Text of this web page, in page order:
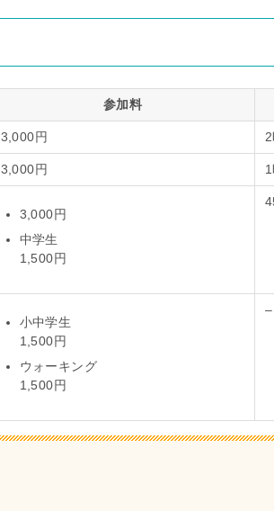
参加料
3,000円
3,000円
3,000円
中学生
1,500円
小中学生
1,500円
ウォーキング
1,500円
–